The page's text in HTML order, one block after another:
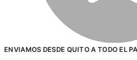
ENVIAMOS DESDE QUITO A TODO EL